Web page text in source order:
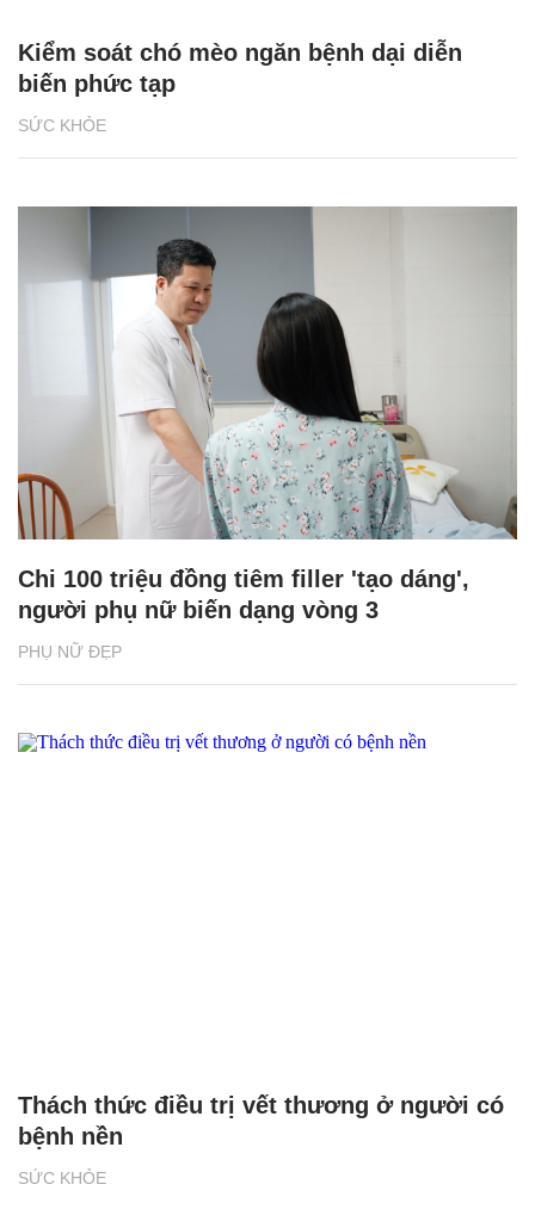
SỨC KHỎE
Kiểm soát chó mèo ngăn bệnh dại diễn
biến phức tạp
PHỤ NỮ ĐẸP
Chi 100 triệu đồng tiêm filler 'tạo dáng',
người phụ nữ biến dạng vòng 3
SỨC KHỎE
Thách thức điều trị vết thương ở người có
bệnh nền